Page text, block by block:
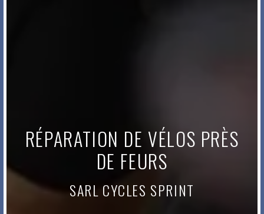
RÉPARATION DE VÉLOS PRÈS
DE FEURS
SARL CYCLES SPRINT